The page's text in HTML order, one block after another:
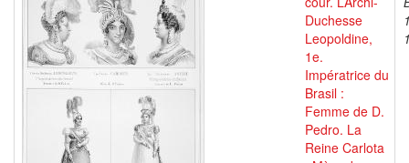
Duchesse
Leopoldine,
1e.
Impératrice du
Brasil :
Femme de D.
Pedro. La
Reine Carlota